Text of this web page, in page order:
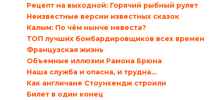
Рецепт на выходной: Горячий рыбный рулет
Неизвестные версии известных сказок
Калым: По чём нынче невеста?
ТОП лучших бомбардировщиков всех времен
Французская жизнь
Объемные иллюзии Рамона Брюна
Наша служба и опасна, и трудна…
Как англичане Стоунхендж строили
Билет в один конец